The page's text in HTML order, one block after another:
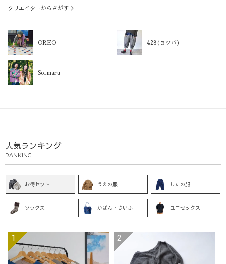
クリエイターからさがす ＞
OREO 428(ヨツバ)
So_maru
人気ランキング
RANKING
お得セット うえの服 したの服
ソックス かばん・さいふ ユニセックス